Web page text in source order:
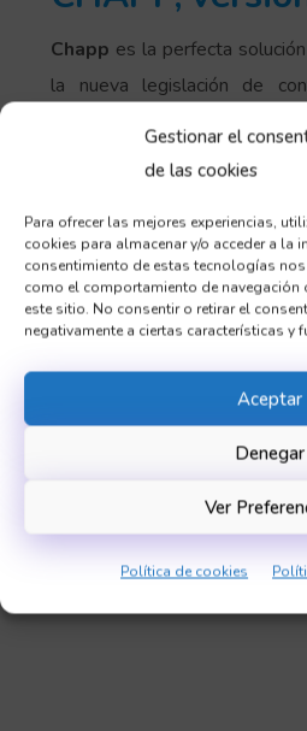
Gestionar el
de las cookies
Para ofrecer las mejores experiencias,
cookies para almacenar y/o acceder a
consentimiento de estas tecnologías
como el comportamiento de navegación
este sitio. No consentir o retirar el
negativamente a ciertas características y
Aceptar
Denegar
Ver
Política de cookies
Chapp es la perfecta
la nueva legislación de
cómodo, rápido y fiable.
plataforma web o desde la
Con todo este recorrido,
hacia nuevos proyectos en el
productos están
soluciones que estén a la
Todo ello con la máxima
estándares de calidad dentro